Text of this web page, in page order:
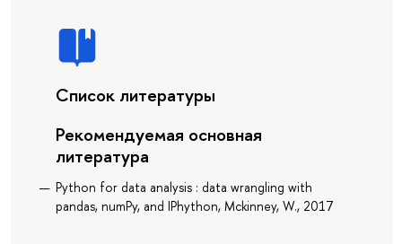
Список литературы
Рекомендуемая основная
литература
Python for data analysis : data wrangling with
pandas, numPy, and IPhython, Mckinney, W., 2017